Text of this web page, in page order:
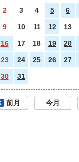
2 3 4 5 6
9 10 11 12 13
16 17 18 19 20
23 24 25 26 27
30 31
前月 今月